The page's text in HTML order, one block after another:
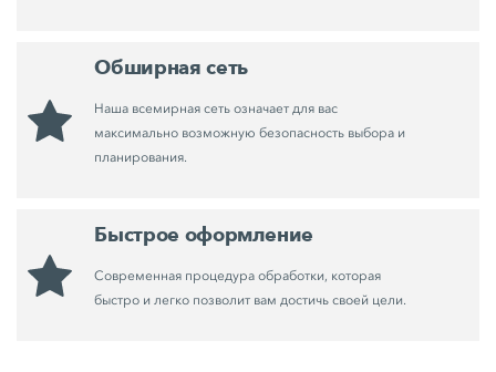
Обширная сеть
Наша всемирная сеть означает для вас
максимально возможную безопасность выбора и
планирования.
Быстрое оформление
Современная процедура обработки, которая
быстро и легко позволит вам достичь своей цели.